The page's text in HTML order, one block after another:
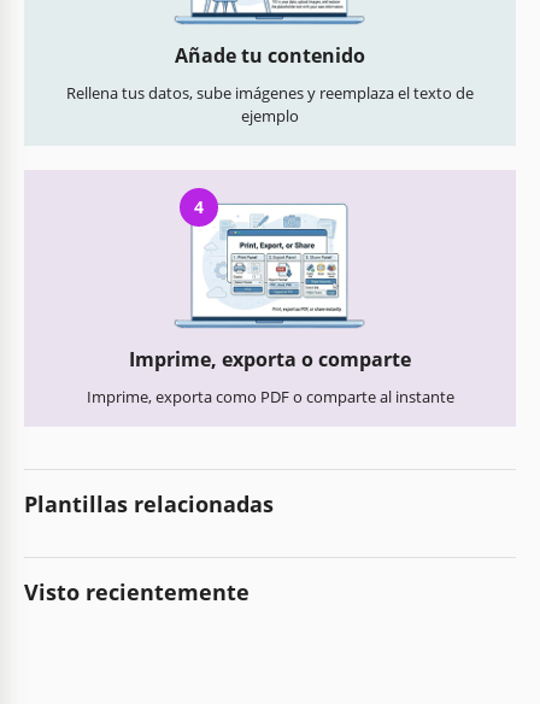
Añade tu contenido
Rellena tus datos, sube imágenes y reemplaza el texto de
ejemplo
4
Imprime, exporta o comparte
Imprime, exporta como PDF o comparte al instante
Plantillas relacionadas
Visto recientemente